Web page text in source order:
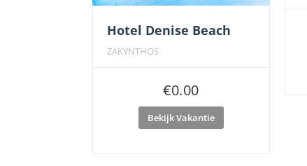
Hotel Denise Beach
ZAKYNTHOS
€0.00
Bekijk Vakantie